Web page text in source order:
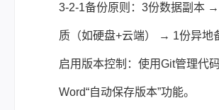
3-2-1备份原则：3份数据副本
质（如硬盘+云端） → 1份异地
启用版本控制：使用Git管理代
Word“自动保存版本”功能。